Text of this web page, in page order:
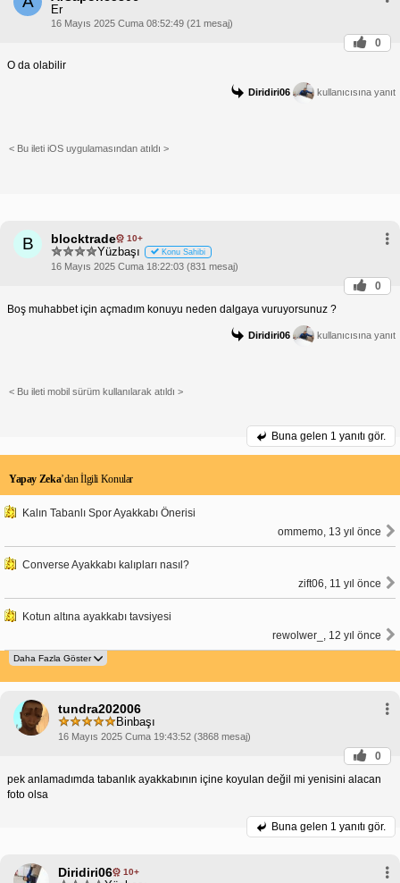
Er
16 Mayıs 2025 Cuma 08:52:49 (21 mesaj)
0
O da olabilir
Diridiri06 kullanıcısına yanıt
< Bu ileti iOS uygulamasından atıldı >
B blocktrade 10+
Yüzbaşı Konu Sahibi
16 Mayıs 2025 Cuma 18:22:03 (831 mesaj)
0
Boş muhabbet için açmadım konuyu neden dalgaya vuruyorsunuz ?
Diridiri06 kullanıcısına yanıt
< Bu ileti mobil sürüm kullanılarak atıldı >
Buna gelen 1 yanıtı gör.
Yapay Zeka’dan İlgili Konular
Kalın Tabanlı Spor Ayakkabı Önerisi
ommemo, 13 yıl önce
Converse Ayakkabı kalıpları nasıl?
zift06, 11 yıl önce
Kotun altına ayakkabı tavsiyesi
rewolwer_, 12 yıl önce
tundra202006
Binbaşı
16 Mayıs 2025 Cuma 19:43:52 (3868 mesaj)
0
pek anlamadımda tabanlık ayakkabının içine koyulan değil mi yenisini alacan
foto olsa
Buna gelen 1 yanıtı gör.
Diridiri06 10+